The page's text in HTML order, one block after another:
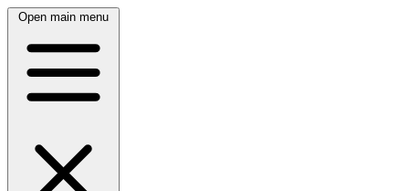
Open main menu